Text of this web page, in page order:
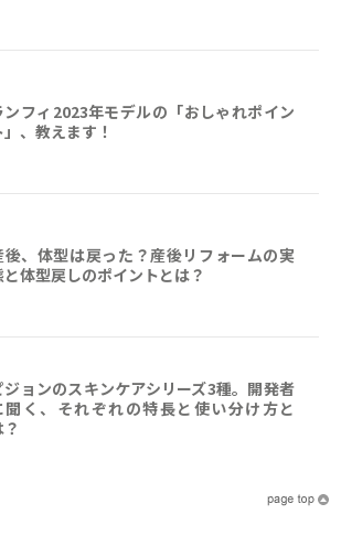
ンフィ2023年モデルの「おしゃれポイン
」、教えます！
後、体型は戻った？産後リフォームの実
と体型戻しのポイントとは？
ジョンのスキンケアシリーズ3種。開発者
聞く、それぞれの特長と使い分け方と